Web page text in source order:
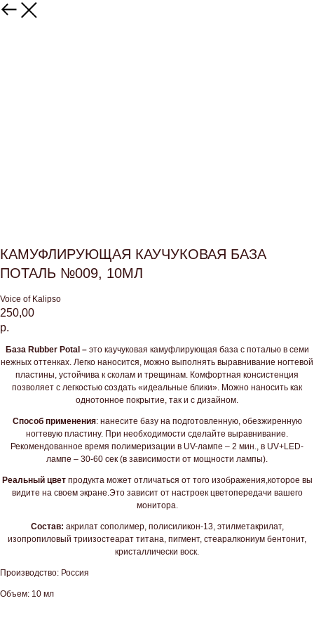
КАМУФЛИРУЮЩАЯ КАУЧУКОВАЯ БАЗА
ПОТАЛЬ №009, 10МЛ
Voice of Kalipso
250,00
р.
База Rubber Potal – это каучуковая камуфлирующая база с поталью в семи
нежных оттенках. Легко наносится, можно выполнять выравнивание ногтевой
пластины, устойчива к сколам и трещинам. Комфортная консистенция
позволяет с легкостью создать «идеальные блики». Можно наносить как
однотонное покрытие, так и с дизайном.
Способ применения: нанесите базу на подготовленную, обезжиренную
ногтевую пластину. При необходимости сделайте выравнивание.
Рекомендованное время полимеризации в UV-лампе – 2 мин., в UV+LED-
лампе – 30-60 сек (в зависимости от мощности лампы).
Реальный цветпродукта может отличаться от того изображения,которое вы
видите на своем экране.Это зависит от настроек цветопередачи вашего
монитора.
Состав: акрилат сополимер, полисиликон-13, этилметакрилат,
изопропиловый триизостеарат титана, пигмент, стеаралкониум бентонит,
кристаллически воск.
Производство: Россия
Объем: 10 мл